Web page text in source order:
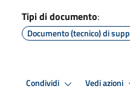
Tipi di documento:
Documento (tecnico) di
Condividi Vedi azioni